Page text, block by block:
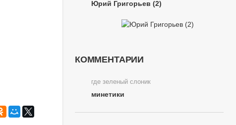
Юрий Григорьев (2)
КОММЕНТАРИИ
где зеленый слоник
минетики